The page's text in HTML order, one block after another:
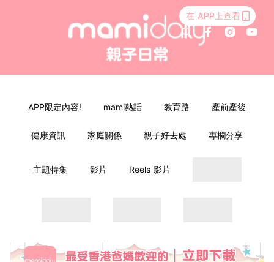
在 APP上查看
APP限定內容! mami熱話 教育路 產前產後
健康資訊 家庭關係 親子好去處 專欄分享
主題特集 影片 Reels 影片